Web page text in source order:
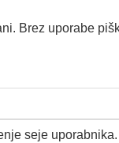
Brez uporabe
seje uporabnika.